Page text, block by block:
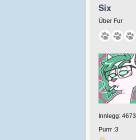
Six
Über Fur
Innlegg: 4673
Purrr :3